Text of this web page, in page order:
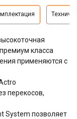
класса
применяются с
перекосов,
System позволяет